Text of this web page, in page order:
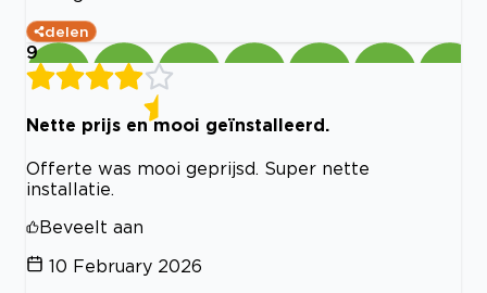
delen
9
Nette prijs en mooi geïnstalleerd.
Offerte was mooi geprijsd. Super nette
installatie.
Beveelt aan
10 February 2026